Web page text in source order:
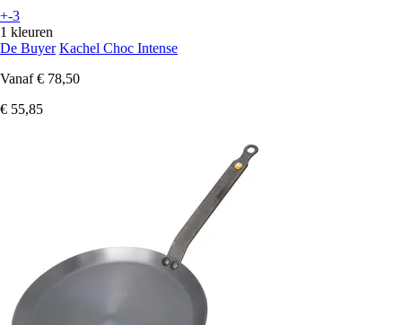
+-3
1 kleuren
De Buyer Kachel Choc Intense
Vanaf € 78,50
€ 55,85